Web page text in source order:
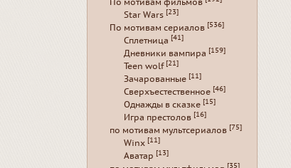
По мотивам фильмов
Star Wars [23]
По мотивам сериалов [536]
Сплетница [41]
Дневники вампира [159]
Teen wolf [21]
Зачарованные [11]
Сверхъестественное [46]
Однажды в сказке [15]
Игра престолов [16]
по мотивам мультсериалов [75]
Winx [11]
Аватар [13]
[35]